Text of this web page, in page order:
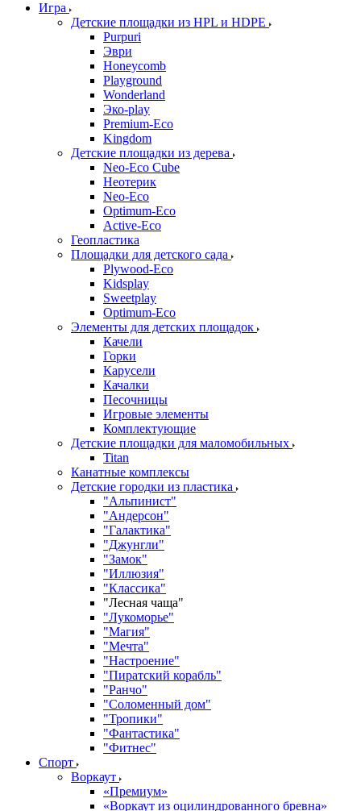
Игра
Детские площадки из HPL и HDPE
Purpuri
Эври
Honeycomb
Playground
Wonderland
Эко-play
Premium-Eco
Kingdom
Детские площадки из дерева
Neo-Eco Cube
Неотерик
Neo-Eco
Оptimum-Еco
Active-Eco
Геопластика
Площадки для детского сада
Plywood-Eco
Kidsplay
Sweetplay
Оptimum-Еco
Элементы для детских площадок
Качели
Горки
Карусели
Качалки
Песочницы
Игровые элементы
Комплектующие
Детские площадки для маломобильных
Titan
Канатные комплексы
Детские городки из пластика
"Альпинист"
"Андерсон"
"Галактика"
"Джунгли"
"Замок"
"Иллюзия"
"Классика"
"Лесная чаща"
"Лукоморье"
"Магия"
"Мечта"
"Настроение"
"Пиратский корабль"
"Ранчо"
"Соломенный дом"
"Тропики"
"Фантастика"
"Фитнес"
Спорт
Воркаут
«Премиум»
«Воркаут из оцилиндрованного бревна»